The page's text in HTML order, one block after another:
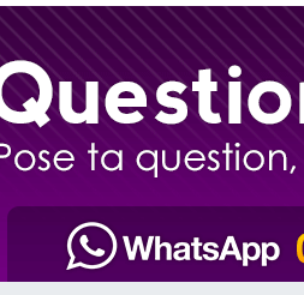
Nouvelle émission radio : Visions
61 personnes viennent de
Ariel vient de donner son Maasser
Nathaniel vient de donner son
6 personnes viennent de faire
3 personnes viennent de nous